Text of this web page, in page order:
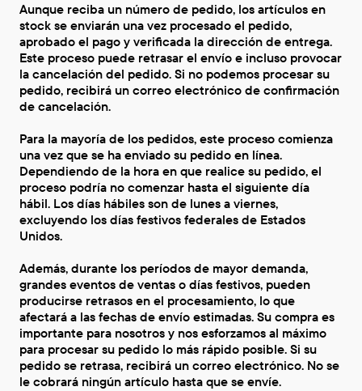
Aunque reciba un número de pedido, los artículos en
stock se enviarán una vez procesado el pedido,
aprobado el pago y verificada la dirección de entrega.
Este proceso puede retrasar el envío e incluso provocar
la cancelación del pedido. Si no podemos procesar su
pedido, recibirá un correo electrónico de confirmación
de cancelación.
Para la mayoría de los pedidos, este proceso comienza
una vez que se ha enviado su pedido en línea.
Dependiendo de la hora en que realice su pedido, el
proceso podría no comenzar hasta el siguiente día
hábil. Los días hábiles son de lunes a viernes,
excluyendo los días festivos federales de Estados
Unidos.
Además, durante los períodos de mayor demanda,
grandes eventos de ventas o días festivos, pueden
producirse retrasos en el procesamiento, lo que
afectará a las fechas de envío estimadas. Su compra es
importante para nosotros y nos esforzamos al máximo
para procesar su pedido lo más rápido posible. Si su
pedido se retrasa, recibirá un correo electrónico. No se
le cobrará ningún artículo hasta que se envíe.